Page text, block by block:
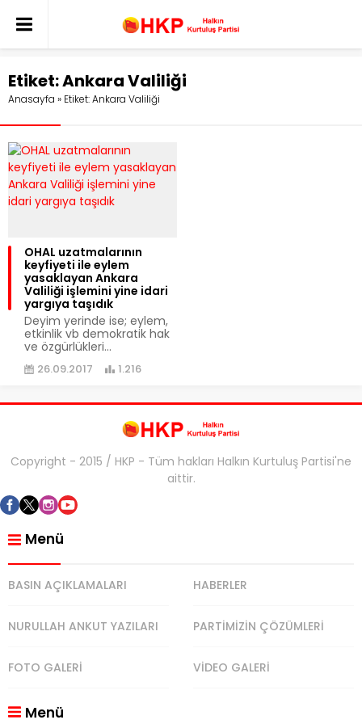
Etiket:Ankara Valiliği
Anasayfa » Etiket: Ankara Valiliği
OHAL uzatmalarının
keyfiyeti ile eylem
yasaklayan Ankara
Valiliği işlemini yine idari
yargıya taşıdık
Deyim yerinde ise; eylem,
etkinlik vb demokratik hak
ve özgürlükleri...
26.09.2017 1.216
Copyright - 2015 / HKP - Tüm hakları Halkın Kurtuluş Partisi'ne
aittir.
Menü
BASIN AÇIKLAMALARI HABERLER
NURULLAH ANKUT YAZILARI PARTİMİZİN ÇÖZÜMLERİ
FOTO GALERİ VİDEO GALERİ
Menü